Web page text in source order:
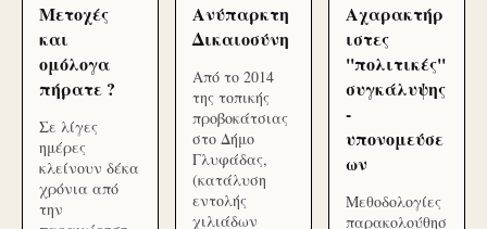
Μετοχές
και
ομόλογα
πήρατε ?
Σε λίγες
ημέρες
κλείνουν δέκα
χρόνια από
την
Ανύπαρκτη
Δικαιοσύνη
Από το 2014
της τοπικής
προβοκάτσιας
στο Δήμο
Γλυφάδας,
(κατάλυση
εντολής
χιλιάδων
Αχαρακτήρ
ιστες
''πολιτικές''
συγκάλυψης
-
υπονομεύσε
ων
Μεθοδολογίες
παρακολούθησ